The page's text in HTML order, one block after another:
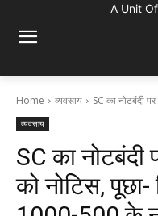
A Unit
Home व्यवसाय SC का नोटबंदी
व्यवसाय
SC का
को नोटिस,